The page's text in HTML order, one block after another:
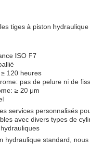
tiges à piston
ISO F7
120 heures
pas de pelure ni de
≥ 20 μm
services personnalisés
avec divers types de
hydraulique standard,